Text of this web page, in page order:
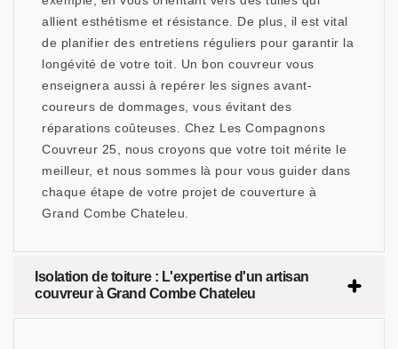
allient esthétisme et résistance. De plus, il est vital
de planifier des entretiens réguliers pour garantir la
longévité de votre toit. Un bon couvreur vous
enseignera aussi à repérer les signes avant-
coureurs de dommages, vous évitant des
réparations coûteuses. Chez Les Compagnons
Couvreur 25, nous croyons que votre toit mérite le
meilleur, et nous sommes là pour vous guider dans
chaque étape de votre projet de couverture à
Grand Combe Chateleu.
Isolation de toiture : L'expertise d'un artisan
couvreur à Grand Combe Chateleu